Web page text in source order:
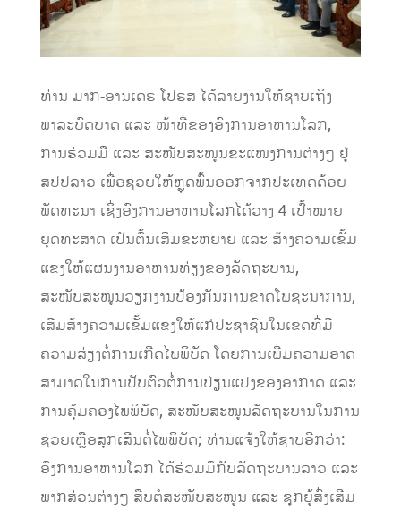
ທ່ານ ມາກ-ອານເດຣ ໂປຣສ ໄດ້ລາຍງານໃຫ້ຊາບເຖິງ
ພາລະບົດບາດ ແລະ ໜ້າທີ່ຂອງອົງການອາຫານໂລກ,
ການຮ່ວມມື ແລະ ສະໜັບສະໜູນຂະແໜງການຕ່າງໆ ຢູ່
ສປປລາວ ເພື່ອຊ່ວຍໃຫ້ຫຼຸດພົ້ນອອກຈາກປະເທດດ້ອຍ
ພັດທະນາ ເຊິ່ງອົງການອາຫານໂລກໄດ້ວາງ 4 ເປົ້າໝາຍ
ຍຸດທະສາດ ເປັນຕົ້ນເສີມຂະຫຍາຍ ແລະ ສ້າງຄວາມເຂັ້ມ
ແຂງໃຫ້ແຜນງານອາຫານທ່ຽງຂອງລັດຖະບານ,
ສະໜັບສະໜູນວຽກງານປ້ອງກັນການຂາດໂພຊະນາການ,
ເສີມສ້າງຄວາມເຂັ້ມແຂງໃຫ້ແກ່ປະຊາຊົນໃນເຂດທີ່ມີ
ຄວາມສ່ຽງຕໍ່ການເກີດໄພພິບັດ ໂດຍການເພີ່ມຄວາມອາດ
ສາມາດໃນການປັບຕົວຕໍ່ການປ່ຽນແປງຂອງອາກາດ ແລະ
ການຄຸ້ມຄອງໄພພິບັດ, ສະໜັບສະໜູນລັດຖະບານໃນການ
ຊ່ວຍເຫຼືອສຸກເສີນຕໍ່ໄພພິບັດ; ທ່ານແຈ້ງໃຫ້ຊາບອີກວ່າ:
ອົງການອາຫານໂລກ ໄດ້ຮ່ວມມືກັບລັດຖະບານລາວ ແລະ
ພາກສ່ວນຕ່າງໆ ສືບຕໍ່ສະໜັບສະໜູນ ແລະ ຊຸກຍູ້ສົ່ງເສີມ